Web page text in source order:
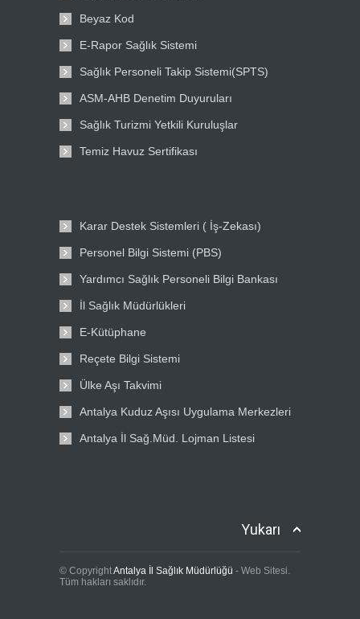
Beyaz Kod
E-Rapor Sağlık Sistemi
Sağlık Personeli Takip Sistemi(SPTS)
ASM-AHB Denetim Duyuruları
Sağlık Turizmi Yetkili Kuruluşlar
Temiz Havuz Sertifikası
Karar Destek Sistemleri ( İş-Zekası)
Personel Bilgi Sistemi (PBS)
Yardımcı Sağlık Personeli Bilgi Bankası
İl Sağlık Müdürlükleri
E-Kütüphane
Reçete Bilgi Sistemi
Ülke Aşı Takvimi
Antalya Kuduz Aşısı Uygulama Merkezleri
Antalya İl Sağ.Müd. Lojman Listesi
Yukarı
© CopyrightAntalya İl Sağlık Müdürlüğü - Web Sitesi.
Tüm hakları saklıdır.